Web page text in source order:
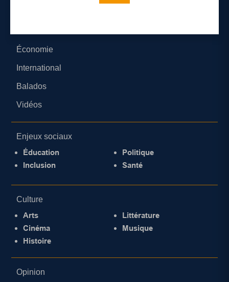
Économie
International
Balados
Vidéos
Enjeux sociaux
Éducation
Inclusion
Politique
Santé
Culture
Arts
Cinéma
Histoire
Littérature
Musique
Opinion